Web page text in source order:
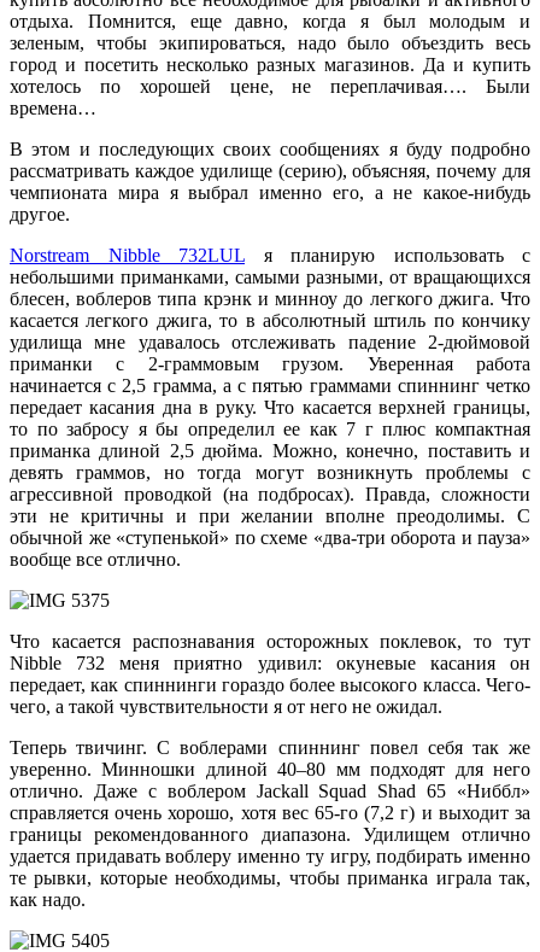
отдыха. Помнится, еще давно, когда я был молодым и
зеленым, чтобы экипироваться, надо было объездить весь
город и посетить несколько разных магазинов. Да и купить
хотелось по хорошей цене, не переплачивая…. Были
времена…
В этом и последующих своих сообщениях я буду подробно
рассматривать каждое удилище (серию), объясняя, почему для
чемпионата мира я выбрал именно его, а не какое-нибудь
другое.
Norstream Nibble 732LUL я планирую использовать с
небольшими приманками, самыми разными, от вращающихся
блесен, воблеров типа крэнк и минноу до легкого джига. Что
касается легкого джига, то в абсолютный штиль по кончику
удилища мне удавалось отслеживать падение 2-дюймовой
приманки с 2-граммовым грузом. Уверенная работа
начинается с 2,5 грамма, а с пятью граммами спиннинг четко
передает касания дна в руку. Что касается верхней границы,
то по забросу я бы определил ее как 7 г плюс компактная
приманка длиной 2,5 дюйма. Можно, конечно, поставить и
девять граммов, но тогда могут возникнуть проблемы с
агрессивной проводкой (на подбросах). Правда, сложности
эти не критичны и при желании вполне преодолимы. С
обычной же «ступенькой» по схеме «два-три оборота и пауза»
вообще все отлично.
Что касается распознавания осторожных поклевок, то тут
Nibble 732 меня приятно удивил: окуневые касания он
передает, как спиннинги гораздо более высокого класса. Чего-
чего, а такой чувствительности я от него не ожидал.
Теперь твичинг. С воблерами спиннинг повел себя так же
уверенно. Минношки длиной 40–80 мм подходят для него
отлично. Даже с воблером Jackall Squad Shad 65 «Ниббл»
справляется очень хорошо, хотя вес 65-го (7,2 г) и выходит за
границы рекомендованного диапазона. Удилищем отлично
удается придавать воблеру именно ту игру, подбирать именно
те рывки, которые необходимы, чтобы приманка играла так,
как надо.